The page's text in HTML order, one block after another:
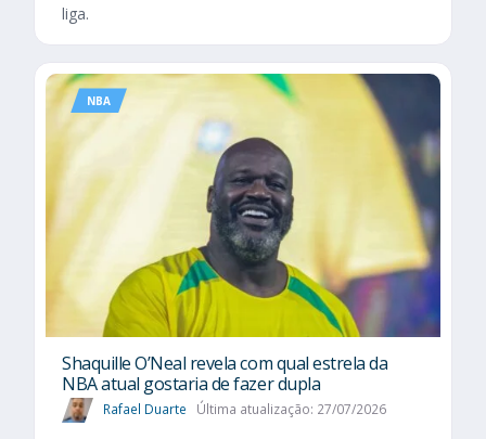
liga.
NBA
Shaquille O’Neal revela com qual estrela da
NBA atual gostaria de fazer dupla
Rafael Duarte Última atualização: 27/07/2026